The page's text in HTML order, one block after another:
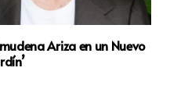
Ariza en un Nuevo